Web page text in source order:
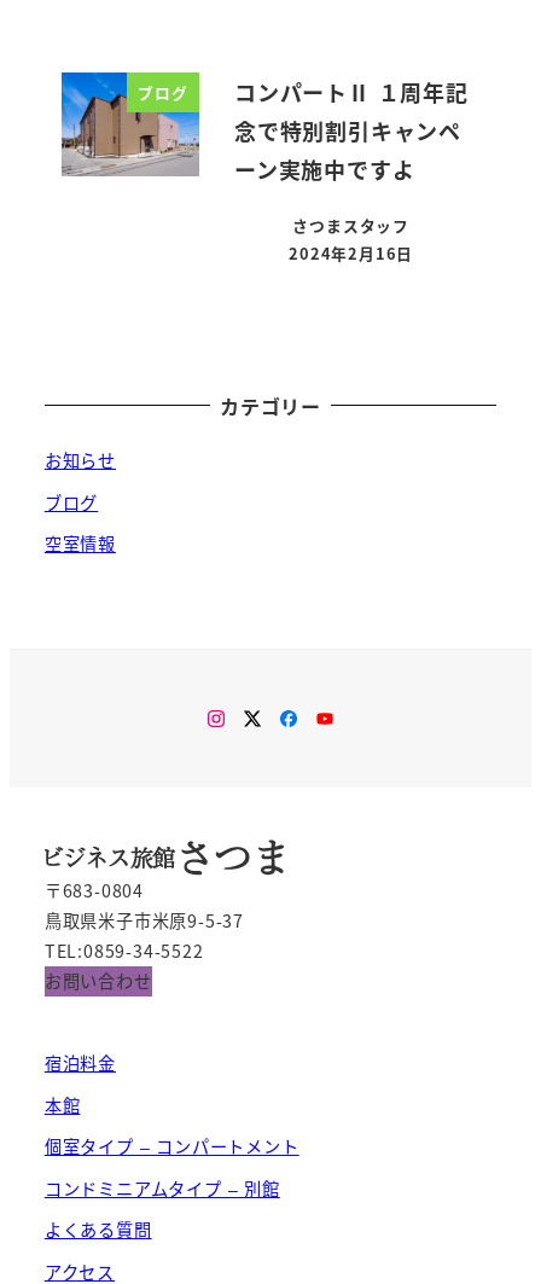
ブログ
コンパートⅡ １周年記
念で特別割引キャンペ
ーン実施中ですよ
さつまスタッフ
投稿日
2024年2月16日
カテゴリー
お知らせ
ブログ
空室情報
Instagram
Twitter
Facebook
You
〒683-0804
鳥取県米子市米原9-5-37
TEL:0859-34-5522
お問い合わせ
宿泊料金
本館
個室タイプ – コンパートメント
コンドミニアムタイプ – 別館
よくある質問
アクセス